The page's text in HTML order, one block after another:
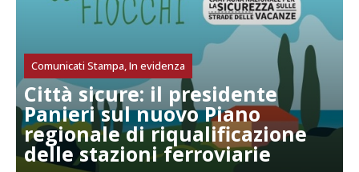
Comunicati Stampa,In evidenza
Città sicure: il presidente
Panieri sul nuovo Piano
regionale di riqualificazione
delle stazioni ferroviarie